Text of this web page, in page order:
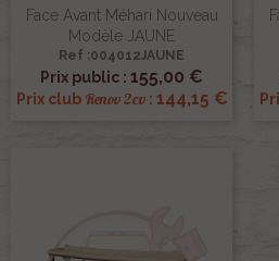
Face Avant Méhari Nouveau
Modèle JAUNE
Ref :004012JAUNE
Prix public : 155,00 €
Prix club Renov 2cv: 144,15 €